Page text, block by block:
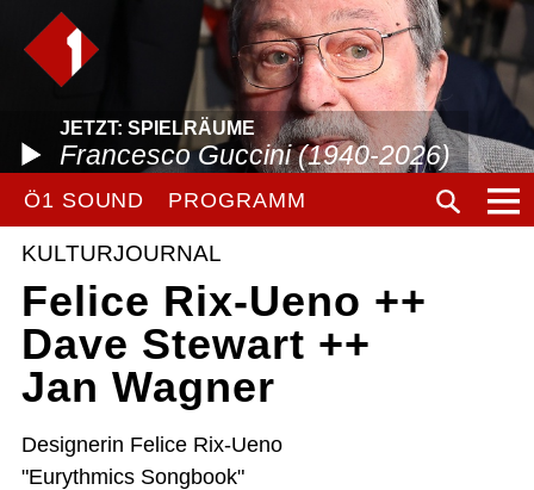
JETZT: SPIELRÄUME
Francesco Guccini (1940-2026)
Ö1 SOUND PROGRAMM
KULTURJOURNAL
Felice Rix-Ueno ++
Dave Stewart ++
Jan Wagner
Designerin Felice Rix-Ueno
"Eurythmics Songbook"